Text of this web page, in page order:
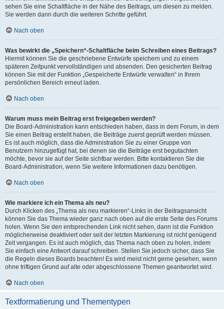
sehen Sie eine Schaltfläche in der Nähe des Beitrags, um diesen zu melden.
Sie werden dann durch die weiteren Schritte geführt.
Nach oben
Was bewirkt die „Speichern“-Schaltfläche beim Schreiben eines Beitrags?
Hiermit können Sie die geschriebene Entwürfe speichern und zu einem
späteren Zeitpunkt vervollständigen und absenden. Den gesicherten Beitrag
können Sie mit der Funktion „Gespeicherte Entwürfe verwalten“ in Ihrem
persönlichen Bereich erneut laden.
Nach oben
Warum muss mein Beitrag erst freigegeben werden?
Die Board-Administration kann entschieden haben, dass in dem Forum, in dem
Sie einen Beitrag erstellt haben, die Beiträge zuerst geprüft werden müssen.
Es ist auch möglich, dass die Administration Sie zu einer Gruppe von
Benutzern hinzugefügt hat, bei denen sie die Beiträge erst begutachten
möchte, bevor sie auf der Seite sichtbar werden. Bitte kontaktieren Sie die
Board-Administration, wenn Sie weitere Informationen dazu benötigen.
Nach oben
Wie markiere ich ein Thema als neu?
Durch Klicken des „Thema als neu markieren“-Links in der Beitragsansicht
können Sie das Thema wieder ganz nach oben auf die erste Seite des Forums
holen. Wenn Sie den entsprechenden Link nicht sehen, dann ist die Funktion
möglicherweise deaktiviert oder seit der letzten Markierung ist nicht genügend
Zeit vergangen. Es ist auch möglich, das Thema nach oben zu holen, indem
Sie einfach eine Antwort darauf schreiben. Stellen Sie jedoch sicher, dass Sie
die Regeln dieses Boards beachten! Es wird meist nicht gerne gesehen, wenn
ohne triftigen Grund auf alte oder abgeschlossene Themen geantwortet wird.
Nach oben
Textformatierung und Thementypen